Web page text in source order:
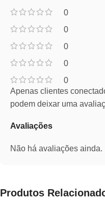
0
0
0
0
0
Avaliações
Não há avaliações ainda.
Apenas clientes
podem deixar uma
Produtos